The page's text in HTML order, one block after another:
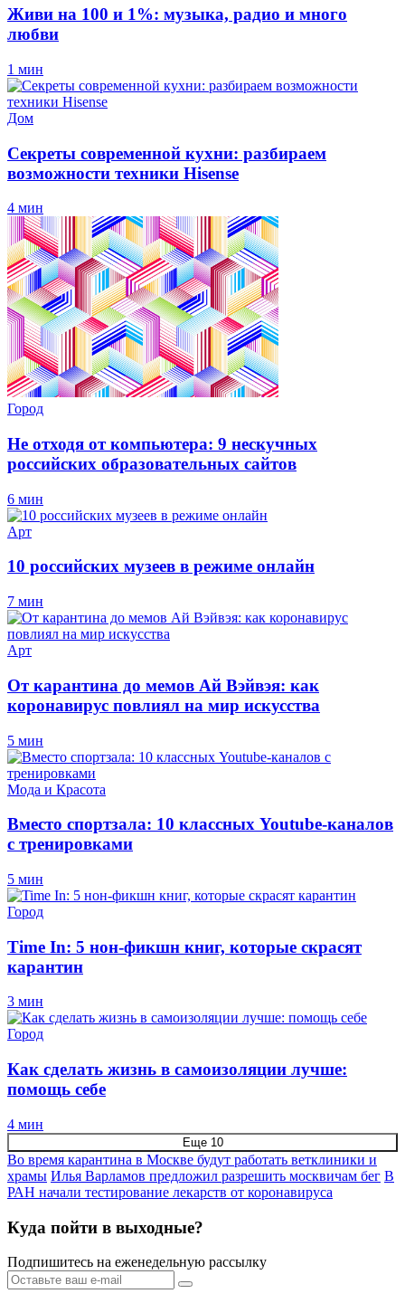
Живи на 100 и 1%: музыка, радио и много
любви
1 мин
Дом
Секреты современной кухни: разбираем
возможности техники Hisense
4 мин
Город
Не отходя от компьютера: 9 нескучных
российских образовательных сайтов
6 мин
Арт
10 российских музеев в режиме онлайн
7 мин
Арт
От карантина до мемов Ай Вэйвэя: как
коронавирус повлиял на мир искусства
5 мин
Мода и Красота
Вместо спортзала: 10 классных Youtube-каналов
с тренировками
5 мин
Город
Time In: 5 нон-фикшн книг, которые скрасят
карантин
3 мин
Город
Как сделать жизнь в самоизоляции лучше:
помощь себе
4 мин
Еще 10
Во время карантина в Москве будут работать ветклиники и
храмы Илья Варламов предложил разрешить москвичам бег В
РАН начали тестирование лекарств от коронавируса
Куда пойти в выходные?
Подпишитесь на еженедельную рассылку